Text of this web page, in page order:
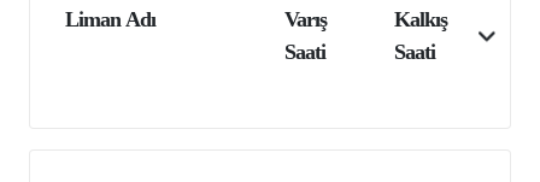
Liman Adı
Varış
Saati
Kalkış
Saati